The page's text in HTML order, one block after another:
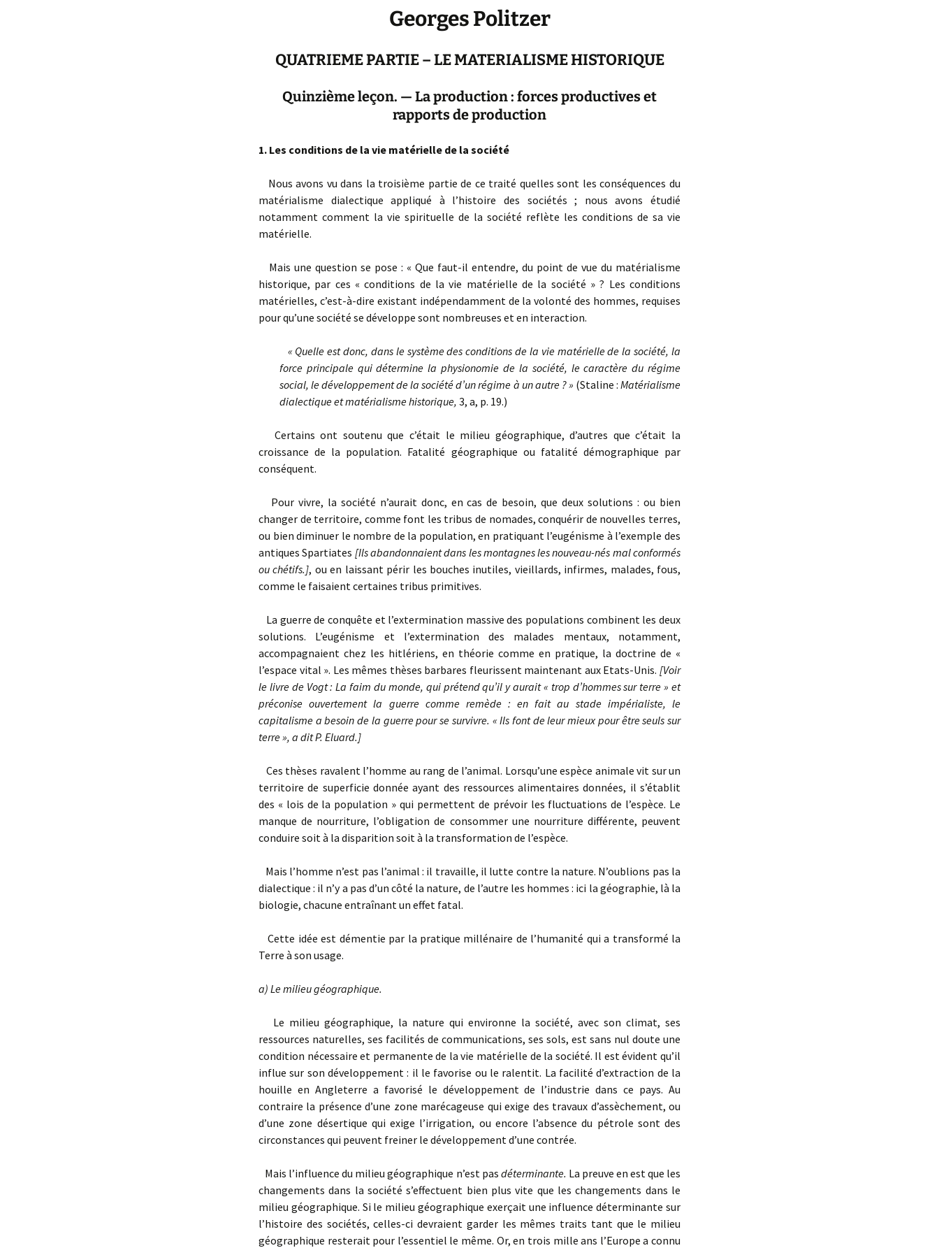
Georges Politzer
QUATRIEME PARTIE – LE MATERIALISME HISTORIQUE
Quinzième leçon. — La production : forces productives et
rapports de production
1. Les conditions de la vie matérielle de la société
Nous avons vu dans la troisième partie de ce traité quelles sont les conséquences du
matérialisme dialectique appliqué à l’histoire des sociétés ; nous avons étudié
notamment comment la vie spirituelle de la société reflète les conditions de sa vie
matérielle.
Mais une question se pose : « Que faut-il entendre, du point de vue du matérialisme
historique, par ces « conditions de la vie matérielle de la société » ? Les conditions
matérielles, c’est-à-dire existant indépendamment de la volonté des hommes, requises
pour qu’une société se développe sont nombreuses et en interaction.
« Quelle est donc, dans le système des conditions de la vie matérielle de la société, la
force principale qui détermine la physionomie de la société, le caractère du régime
social, le développement de la société d’un régime à un autre ? » (Staline :Matérialisme
dialectique et matérialisme historique, 3, a, p. 19.)
Certains ont soutenu que c’était le milieu géographique, d’autres que c’était la
croissance de la population. Fatalité géographique ou fatalité démographique par
conséquent.
Pour vivre, la société n’aurait donc, en cas de besoin, que deux solutions : ou bien
changer de territoire, comme font les tribus de nomades, conquérir de nouvelles terres,
ou bien diminuer le nombre de la population, en pratiquant l’eugénisme à l’exemple des
antiques Spartiates [Ils abandonnaient dans les montagnes les nouveau-nés mal conformés
ou chétifs.], ou en laissant périr les bouches inutiles, vieillards, infirmes, malades, fous,
comme le faisaient certaines tribus primitives.
La guerre de conquête et l’extermination massive des populations combinent les deux
solutions. L’eugénisme et l’extermination des malades mentaux, notamment,
accompagnaient chez les hitlériens, en théorie comme en pratique, la doctrine de «
l’espace vital ». Les mêmes thèses barbares fleurissent maintenant aux Etats-Unis. [Voir
le livre de Vogt : La faim du monde, qui prétend qu’il y aurait « trop d’hommes sur terre » et
préconise ouvertement la guerre comme remède : en fait au stade impérialiste, le
capitalisme a besoin de la guerre pour se survivre. « Ils font de leur mieux pour être seuls sur
terre », a dit P. Eluard.]
Ces thèses ravalent l’homme au rang de l’animal. Lorsqu’une espèce animale vit sur un
territoire de superficie donnée ayant des ressources alimentaires données, il s’établit
des « lois de la population » qui permettent de prévoir les fluctuations de l’espèce. Le
manque de nourriture, l’obligation de consommer une nourriture différente, peuvent
conduire soit à la disparition soit à la transformation de l’espèce.
Mais l’homme n’est pas l’animal : il travaille, il lutte contre la nature. N’oublions pas la
dialectique : il n’y a pas d’un côté la nature, de l’autre les hommes : ici la géographie, là la
biologie, chacune entraînant un effet fatal.
Cette idée est démentie par la pratique millénaire de l’humanité qui a transformé la
Terre à son usage.
a) Le milieu géographique.
Le milieu géographique, la nature qui environne la société, avec son climat, ses
ressources naturelles, ses facilités de communications, ses sols, est sans nul doute une
condition nécessaire et permanente de la vie matérielle de la société. Il est évident qu’il
influe sur son développement : il le favorise ou le ralentit. La facilité d’extraction de la
houille en Angleterre a favorisé le développement de l’industrie dans ce pays. Au
contraire la présence d’une zone marécageuse qui exige des travaux d’assèchement, ou
d’une zone désertique qui exige l’irrigation, ou encore l’absence du pétrole sont des
circonstances qui peuvent freiner le développement d’une contrée.
Mais l’influence du milieu géographique n’est pas déterminante. La preuve en est que les
changements dans la société s’effectuent bien plus vite que les changements dans le
milieu géographique. Si le milieu géographique exerçait une influence déterminante sur
l’histoire des sociétés, celles-ci devraient garder les mêmes traits tant que le milieu
géographique resterait pour l’essentiel le même. Or, en trois mille ans l’Europe a connu